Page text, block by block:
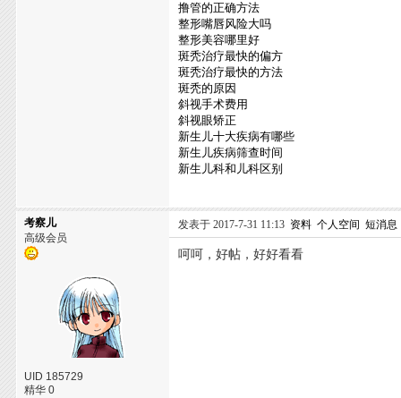
撸管的正确方法
整形嘴唇风险大吗
整形美容哪里好
斑秃治疗最快的偏方
斑秃治疗最快的方法
斑秃的原因
斜视手术费用
斜视眼矫正
新生儿十大疾病有哪些
新生儿疾病筛查时间
新生儿科和儿科区别
考察儿
高级会员
UID 185729
精华 0
发表于 2017-7-31 11:13 资料 个人空间 短消息
呵呵，好帖，好好看看